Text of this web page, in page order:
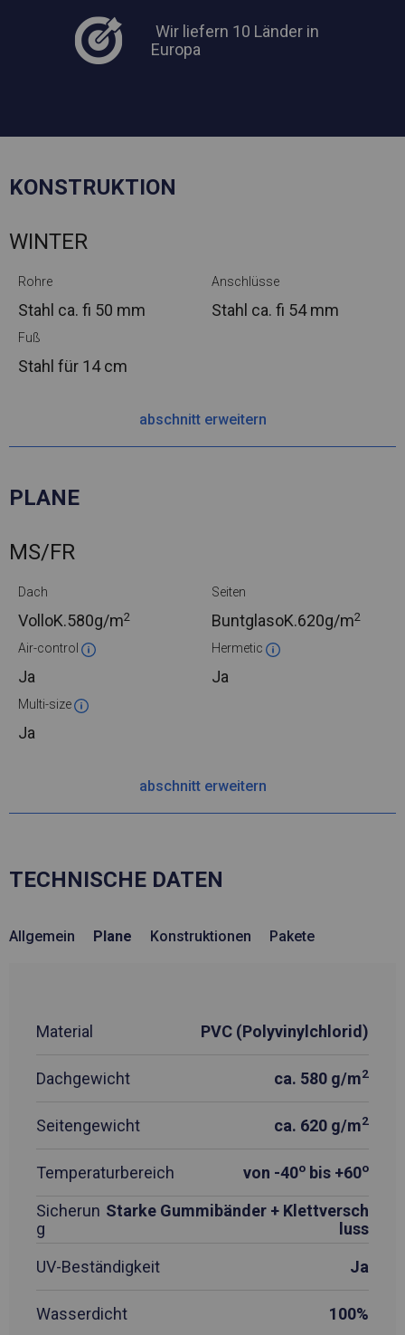
Wir liefern 10 Länder in
Europa
KONSTRUKTION
WINTER
Rohre
Stahl ca. fi 50 mm
Anschlüsse
Stahl ca. fi 54 mm
Fuß
Stahl für 14 cm
abschnitt erweitern
PLANE
MS/FR
Dach
VolloK.580g/m2
Seiten
BuntglasoK.620g/m2
Air-control
Ja
Hermetic
Ja
Multi-size
Ja
abschnitt erweitern
TECHNISCHE DATEN
Allgemein Plane Konstruktionen Pakete
Material PVC (Polyvinylchlorid)
Dachgewicht ca. 580 g/m2
Seitengewicht ca. 620 g/m2
Temperaturbereich von -40o bis +60o
Sicherun
g
Starke Gummibänder + Klettversch
luss
UV-Beständigkeit
Ja
Wasserdicht 100%